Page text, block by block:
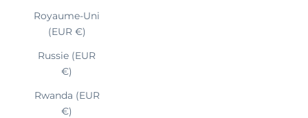
Royaume-Uni
(EUR €)
Russie (EUR
€)
Rwanda (EUR
€)